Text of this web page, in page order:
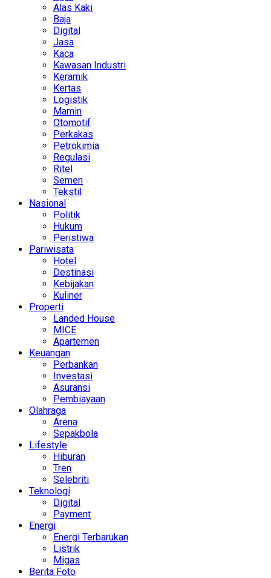
Alas Kaki
Baja
Digital
Jasa
Kaca
Kawasan Industri
Keramik
Kertas
Logistik
Mamin
Otomotif
Perkakas
Petrokimia
Regulasi
Ritel
Semen
Tekstil
Nasional
Politik
Hukum
Peristiwa
Pariwisata
Hotel
Destinasi
Kebijakan
Kuliner
Properti
Landed House
MICE
Apartemen
Keuangan
Perbankan
Investasi
Asuransi
Pembiayaan
Olahraga
Arena
Sepakbola
Lifestyle
Hiburan
Tren
Selebriti
Teknologi
Digital
Payment
Energi
Energi Terbarukan
Listrik
Migas
Berita Foto